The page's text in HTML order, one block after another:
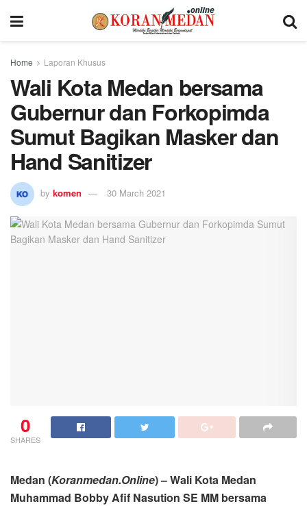
Home Laporan Khusus
Wali Kota Medan bersama
Gubernur dan Forkopimda
Sumut Bagikan Masker dan
Hand Sanitizer
by komen 30 March 2021
0
SHARES
Medan (Koranmedan.Online) – Wali Kota Medan
Muhammad Bobby Afif Nasution SE MM bersama